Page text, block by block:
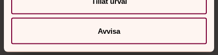
Avvisa
Kalender
Hitta snabbt